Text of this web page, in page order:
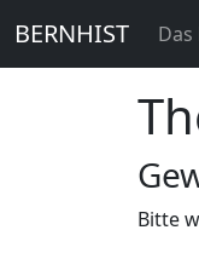
BERNHIST
Bitte